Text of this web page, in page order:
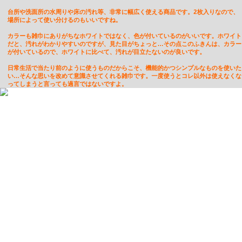
台所や洗面所の水周りや床の汚れ等、非常に幅広く使える商品です。 2枚入りなので、
場所によって使い分けるのもいいですね。
カラーも雑巾にありがちなホワイトではなく、色が付いているのがいいです。ホワイト
だと、汚れがわかりやすいのですが、見た目がちょっと…その点このふきんは、 カラー
が付いているので、ホワイトに比べて、汚れが目立たないのが良いです。
日常生活で当たり前のように使うものだからこそ、機能的かつシンプルなものを使いた
い…そんな思いを改めて意識させてくれる雑巾です。 一度使うとコレ以外は使えなくな
ってしまうと言っても過言ではないですよ。